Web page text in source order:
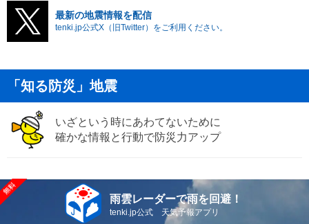
最新の地震情報を配信
tenki.jp公式X（旧Twitter）をご利用ください。
「知る防災」地震
いざという時にあわてないために
確かな情報と行動で防災力アップ
雨雲レーダーで雨を回避！
tenki.jp公式 天気予報アプリ